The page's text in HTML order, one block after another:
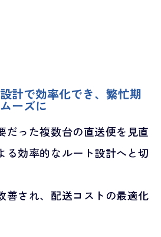
計で効率化でき、繁忙期
ーズに
だった複数台の直送便を見直
る効率的なルート設計へと切
善され、配送コストの最適化